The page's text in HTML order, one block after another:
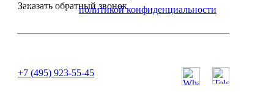
Заказать обратный звонок
Я согласен сполитикой конфиденциальности
+7 (495) 923-55-45